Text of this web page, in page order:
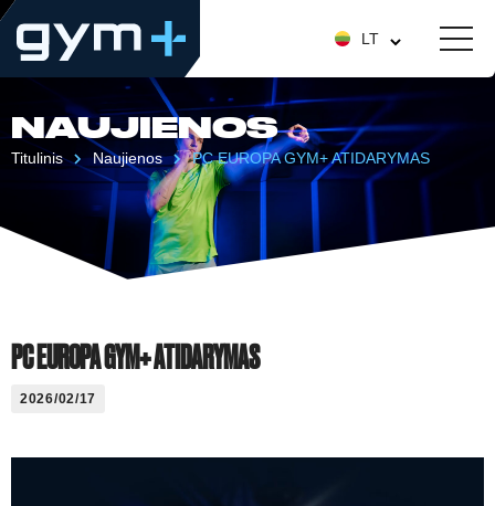
LT
NAUJIENOS
Titulinis Naujienos PC EUROPA GYM+ ATIDARYMAS
PC EUROPA GYM+ ATIDARYMAS
2026/02/17